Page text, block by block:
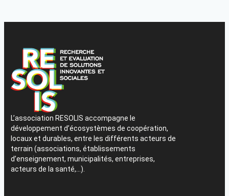
L’association RESOLIS accompagne le
développement d’écosystèmes de coopération,
locaux et durables, entre les différents acteurs de
terrain (associations, établissements
d’enseignement, municipalités, entreprises,
acteurs de la santé,…).